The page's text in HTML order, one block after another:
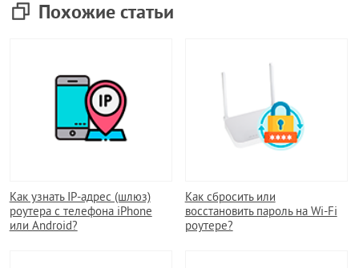
Похожие статьи
Как узнать IP-адрес (шлюз)
роутера с телефона iPhone
или Android?
Как сбросить или
восстановить пароль на Wi-Fi
роутере?